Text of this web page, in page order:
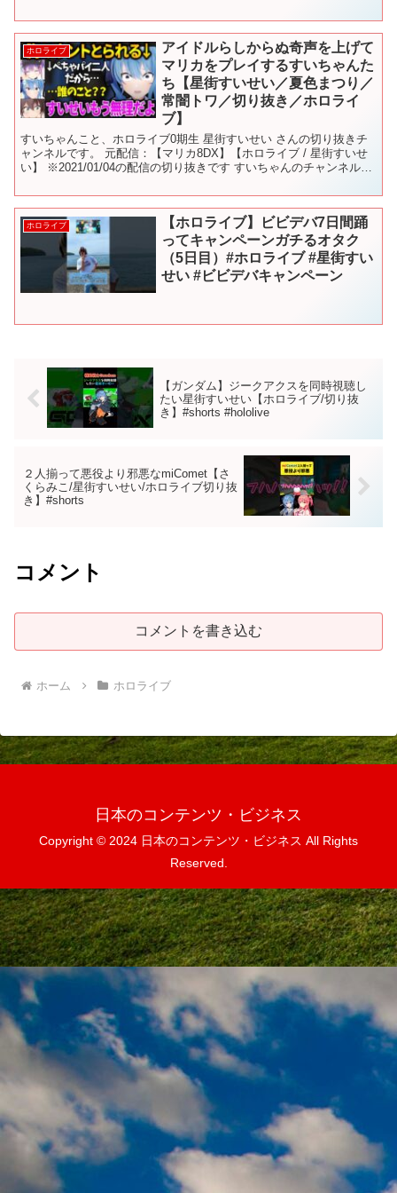
ホロライブ
アイドルらしからぬ奇声を上げて
マリカをプレイするすいちゃんた
ち【星街すいせい／夏色まつり／
常闇トワ／切り抜き／ホロライ
ブ】
すいちゃんこと、ホロライブ0期生 星街すいせい さんの切り抜きチ
ャンネルです。 元配信：【マリカ8DX】【ホロライブ / 星街すいせ
い】 ※2021/01/04の配信の切り抜きです すいちゃんのチャンネルを
ホロライブ
【ホロライブ】ビビデバ7日間踊
ってキャンペーンガチるオタク
（5日目）#ホロライブ #星街すい
せい #ビビデバキャンペーン
【ガンダム】ジークアクスを同時視聴し
たい星街すいせい【ホロライブ/切り抜
き】#shorts #hololive
２人揃って悪役より邪悪なmiComet【さ
くらみこ/星街すいせい/ホロライブ切り抜
き】#shorts
コメント
コメントを書き込む
ホーム ホロライブ
日本のコンテンツ・ビジネス
Copyright © 2024 日本のコンテンツ・ビジネス All Rights
Reserved.